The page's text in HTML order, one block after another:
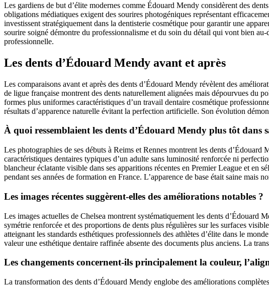
Les gardiens de but d’élite modernes comme Édouard Mendy considèrent des
obligations médiatiques exigent des sourires photogéniques représentant
investissent stratégiquement dans la dentisterie cosmétique pour garantir une
sourire soigné démontre du professionnalisme et du soin du détail qui vont bien
professionnelle.
Les dents d’Édouard Mendy avant et après
Les comparaisons avant et après des dents d’Édouard Mendy révèlent des
de ligue française montrent des dents naturellement alignées mais dépourvues du
formes plus uniformes caractéristiques d’un travail dentaire cosmétique
résultats d’apparence naturelle évitant la perfection artificielle. Son évolution
À quoi ressemblaient les dents d’Édouard Mendy plus tôt dans
Les photographies de ses débuts à Reims et Rennes montrent les dents
caractéristiques dentaires typiques d’un adulte sans luminosité renforcée ni
blancheur éclatante visible dans ses apparitions récentes en Premier League et en
pendant ses années de formation en France. L’apparence de base était saine mais
Les images récentes suggèrent-elles des améliorations notables ?
Les images actuelles de Chelsea montrent systématiquement les dents d’Édouard
symétrie renforcée et des proportions de dents plus régulières sur les surfaces
atteignant les standards esthétiques professionnels des athlètes d’élite dans le
valeur une esthétique dentaire raffinée absente des documents plus anciens. La
Les changements concernent-ils principalement la couleur,
La transformation des dents d’Édouard Mendy englobe des améliorations